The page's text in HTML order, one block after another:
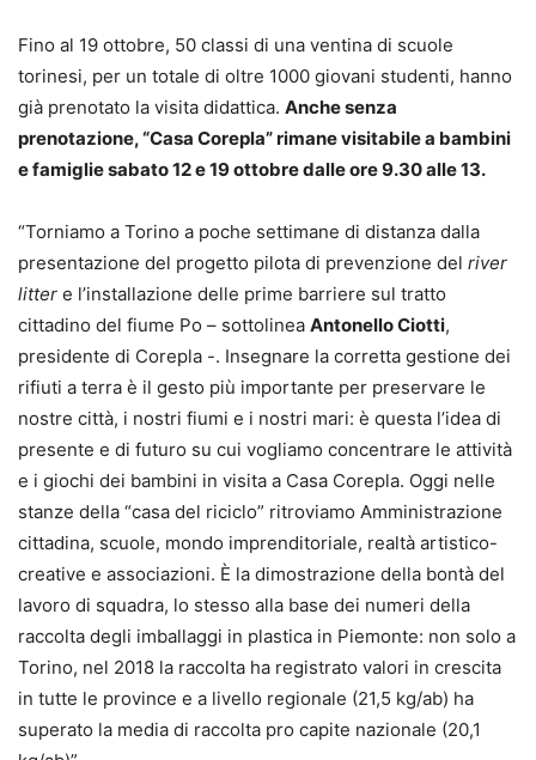
Fino al 19 ottobre, 50 classi di una ventina di scuole
torinesi, per un totale di oltre 1000 giovani studenti, hanno
già prenotato la visita didattica. Anche senza
prenotazione, “Casa Corepla” rimane visitabile a bambini
e famiglie sabato 12 e 19 ottobre dalle ore 9.30 alle 13.
“Torniamo a Torino a poche settimane di distanza dalla
presentazione del progetto pilota di prevenzione del river
litter e l’installazione delle prime barriere sul tratto
cittadino del fiume Po – sottolinea Antonello Ciotti,
presidente di Corepla -. Insegnare la corretta gestione dei
rifiuti a terra è il gesto più importante per preservare le
nostre città, i nostri fiumi e i nostri mari: è questa l’idea di
presente e di futuro su cui vogliamo concentrare le attività
e i giochi dei bambini in visita a Casa Corepla. Oggi nelle
stanze della “casa del riciclo” ritroviamo Amministrazione
cittadina, scuole, mondo imprenditoriale, realtà artistico-
creative e associazioni. È la dimostrazione della bontà del
lavoro di squadra, lo stesso alla base dei numeri della
raccolta degli imballaggi in plastica in Piemonte: non solo a
Torino, nel 2018 la raccolta ha registrato valori in crescita
in tutte le province e a livello regionale (21,5 kg/ab) ha
superato la media di raccolta pro capite nazionale (20,1